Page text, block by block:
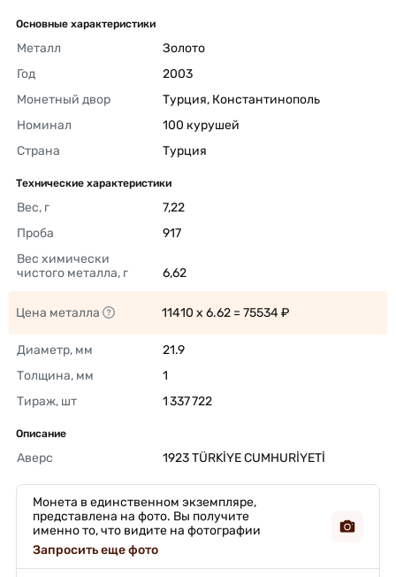
Основные характеристики
Металл
Золото
Год
2003
Монетный двор
Номинал
100 курушей
Страна
Турция
Технические характеристики
Вес, г
7,22
Проба
917
Вес химически
чистого металла, г
6,62
Цена металла 11410 x 6.62 = 75534 ₽
Диаметр, мм
21.9
Толщина, мм
1
Тираж, шт
1 337 722
Описание
Аверс 1923 TÜRKİYE CUMHURİYETİ
Монета в единственном экземпляре,
представлена на фото. Вы получите
именно то, что видите на фотографии
Запросить еще фото